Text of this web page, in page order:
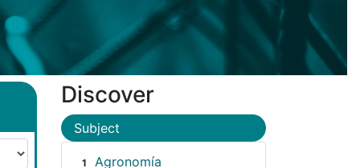
Discover
Subject
1 Agronomía